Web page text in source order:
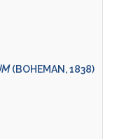
(BOHEMAN, 1838)